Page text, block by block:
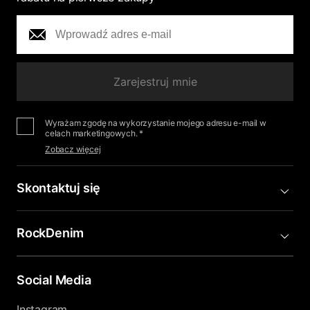
Zarejestruj mnie
Wyrażam zgodę na wykorzystanie mojego adresu e-mail w
celach marketingowych. *
Zobacz więcej
Skontaktuj się
RockDenim
Social Media